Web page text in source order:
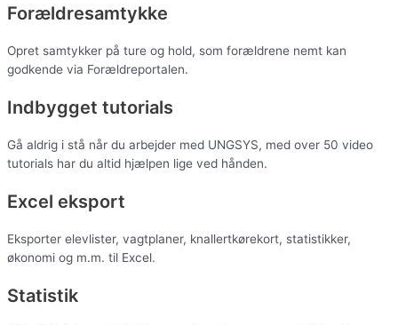
Forældresamtykke
Opret samtykker på ture og hold, som forældrene nemt kan
godkende via Forældreportalen.
Indbygget tutorials
Gå aldrig i stå når du arbejder med UNGSYS, med over 50 video
tutorials har du altid hjælpen lige ved hånden.
Excel eksport
Eksporter elevlister, vagtplaner, knallertkørekort, statistikker,
økonomi og m.m. til Excel.
Statistik